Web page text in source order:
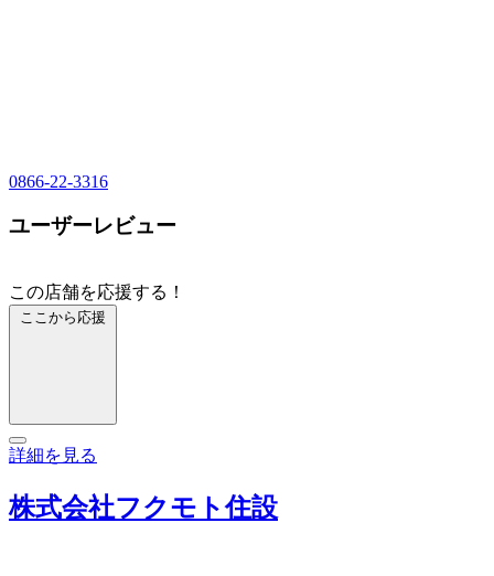
0866-22-3316
ユーザーレビュー
この店舗を応援する！
ここから応援
詳細を見る
株式会社フクモト住設